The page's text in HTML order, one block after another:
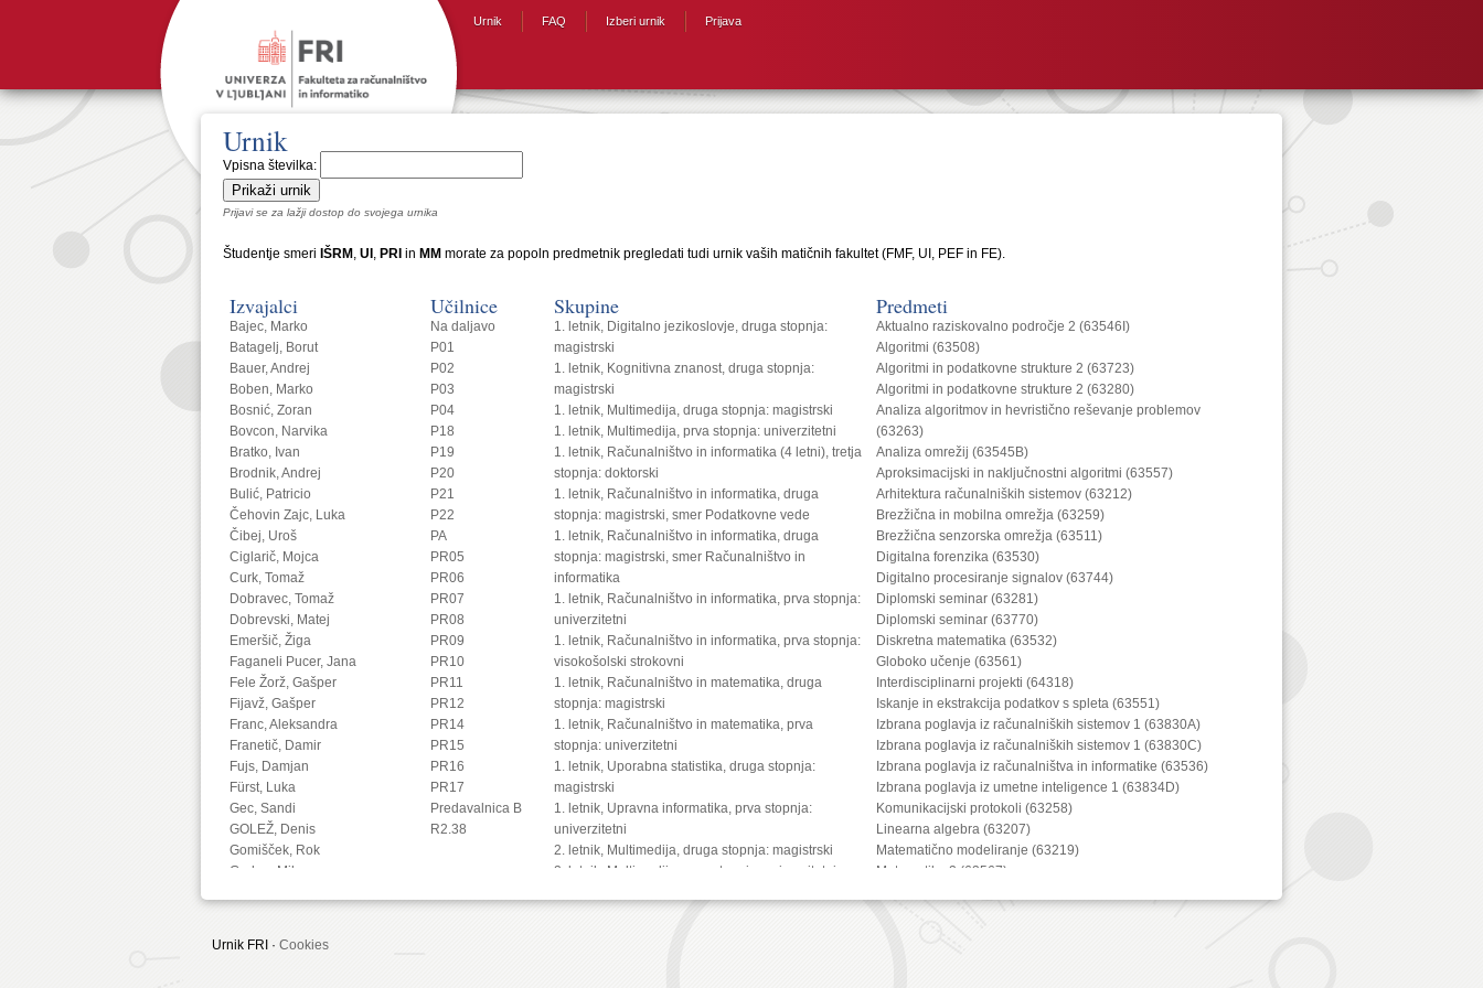
Urnik FAQ Izberi urnik Prijava
Urnik
Vpisna številka:
Prijavi se za lažji dostop do svojega urnika
Študentje smeri IŠRM , UI , PRI in MM morate za popoln predmetnik pregledati tudi urnik vaših matičnih fakultet (FMF, UI, PEF in FE).
Izvajalci
Bajec, Marko
Batagelj, Borut
Bauer, Andrej
Boben, Marko
Bosnić, Zoran
Bovcon, Narvika
Bratko, Ivan
Brodnik, Andrej
Bulić, Patricio
Čehovin Zajc, Luka
Čibej, Uroš
Ciglarič, Mojca
Curk, Tomaž
Dobravec, Tomaž
Dobrevski, Matej
Emeršič, Žiga
Faganeli Pucer, Jana
Fele Žorž, Gašper
Fijavž, Gašper
Franc, Aleksandra
Franetič, Damir
Fujs, Damjan
Fürst, Luka
Gec, Sandi
GOLEŽ, Denis
Gomišček, Rok
Grohar, Miha
Huč, Aleks
Učilnice
Na daljavo
P01
P02
P03
P04
P18
P19
P20
P21
P22
PA
PR05
PR06
PR07
PR08
PR09
PR10
PR11
PR12
PR14
PR15
PR16
PR17
Predavalnica B
R2.38
Skupine
1. letnik, Digitalno jezikoslovje, druga stopnja:
magistrski
1. letnik, Kognitivna znanost, druga stopnja:
magistrski
1. letnik, Multimedija, druga stopnja: magistrski
1. letnik, Multimedija, prva stopnja: univerzitetni
1. letnik, Računalništvo in informatika (4 letni), tretja
stopnja: doktorski
1. letnik, Računalništvo in informatika, druga
stopnja: magistrski, smer Podatkovne vede
1. letnik, Računalništvo in informatika, druga
stopnja: magistrski, smer Računalništvo in
informatika
1. letnik, Računalništvo in informatika, prva stopnja:
univerzitetni
1. letnik, Računalništvo in informatika, prva stopnja:
visokošolski strokovni
1. letnik, Računalništvo in matematika, druga
stopnja: magistrski
1. letnik, Računalništvo in matematika, prva
stopnja: univerzitetni
1. letnik, Uporabna statistika, druga stopnja:
magistrski
1. letnik, Upravna informatika, prva stopnja:
univerzitetni
2. letnik, Multimedija, druga stopnja: magistrski
2. letnik, Multimedija, prva stopnja: univerzitetni
Predmeti
Aktualno raziskovalno področje 2 (63546I)
Algoritmi (63508)
Algoritmi in podatkovne strukture 2 (63723)
Algoritmi in podatkovne strukture 2 (63280)
Analiza algoritmov in hevristično reševanje problemov
(63263)
Analiza omrežij (63545B)
Aproksimacijski in naključnostni algoritmi (63557)
Arhitektura računalniških sistemov (63212)
Brezžična in mobilna omrežja (63259)
Brezžična senzorska omrežja (63511)
Digitalna forenzika (63530)
Digitalno procesiranje signalov (63744)
Diplomski seminar (63281)
Diplomski seminar (63770)
Diskretna matematika (63532)
Globoko učenje (63561)
Interdisciplinarni projekti (64318)
Iskanje in ekstrakcija podatkov s spleta (63551)
Izbrana poglavja iz računalniških sistemov 1 (63830A)
Izbrana poglavja iz računalniških sistemov 1 (63830C)
Izbrana poglavja iz računalništva in informatike (63536)
Izbrana poglavja iz umetne inteligence 1 (63834D)
Komunikacijski protokoli (63258)
Linearna algebra (63207)
Matematično modeliranje (63219)
Matematika 2 (63567)
Načrtovanje digitalnih naprav (63729)
Urnik FRI · Cookies